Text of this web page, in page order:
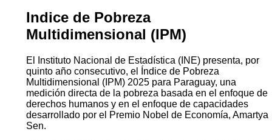
Indice de Pobreza
Multidimensional (IPM)
El Instituto Nacional de Estadística (INE) presenta, por
quinto año consecutivo, el Índice de Pobreza
Multidimensional (IPM) 2025 para Paraguay, una
medición directa de la pobreza basada en el enfoque de
derechos humanos y en el enfoque de capacidades
desarrollado por el Premio Nobel de Economía, Amartya
Sen.